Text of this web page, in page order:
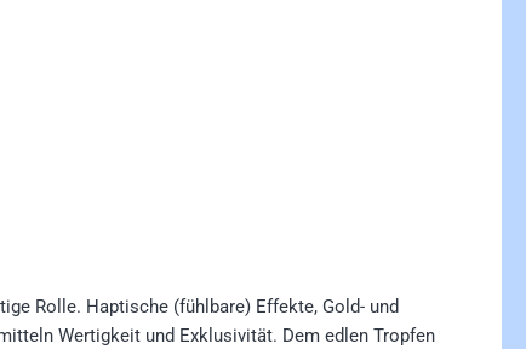
Rolle. Haptische (fühlbare) Effekte, Gold- und
Wertigkeit und Exklusivität. Dem edlen Tropfen